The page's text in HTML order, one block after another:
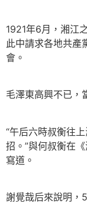
1921年6月，湘江
此中請求各地共產
會。
毛澤東高興不已，
“午后六時叔衡往
招。”與何叔衡在
寫道。
謝覺哉后來說明，